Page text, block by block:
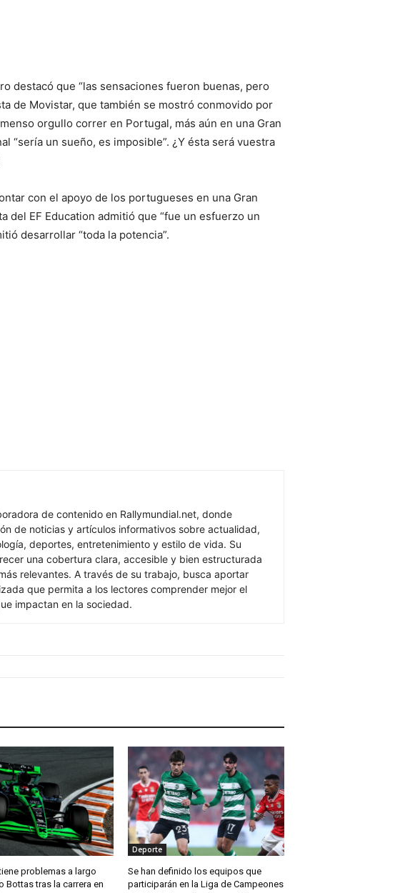
destacó que “las sensaciones fueron buenas, pero
de Movistar, que también se mostró conmovido por
orgullo correr en Portugal, más aún en una Gran
“sería un sueño, es imposible”. ¿Y ésta será vuestra
con el apoyo de los portugueses en una Gran
del EF Education admitió que “fue un esfuerzo un
desarrollar “toda la potencia”.
de contenido en Rallymundial.net, donde
de noticias y artículos informativos sobre actualidad,
deportes, entretenimiento y estilo de vida. Su
una cobertura clara, accesible y bien estructurada
relevantes. A través de su trabajo, busca aportar
que permita a los lectores comprender mejor el
impactan en la sociedad.
problemas a largo
Bottas tras la carrera en
Deporte
Se han definido los equipos que
participarán en la Liga de Campeones